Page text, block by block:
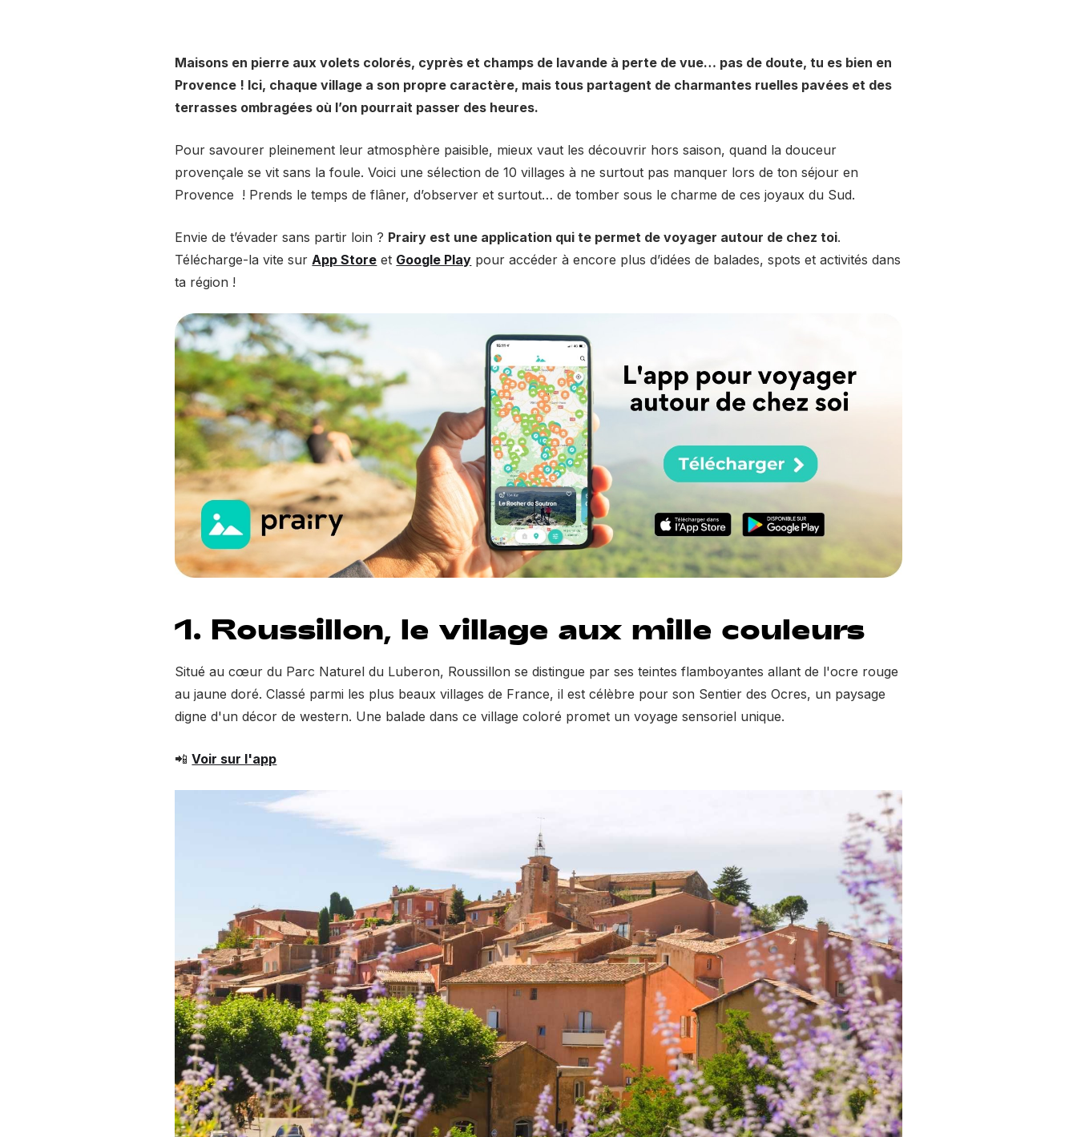
Maisons en pierre aux volets colorés, cyprès et champs de lavande à perte de vue… pas de doute, tu es bien en
Provence ! Ici, chaque village a son propre caractère, mais tous partagent de charmantes ruelles pavées et des
terrasses ombragées où l’on pourrait passer des heures.
Pour savourer pleinement leur atmosphère paisible, mieux vaut les découvrir hors saison, quand la douceur
provençale se vit sans la foule. Voici une sélection de 10 villages à ne surtout pas manquer lors de ton séjour en
Provence ! Prends le temps de flâner, d’observer et surtout… de tomber sous le charme de ces joyaux du Sud.
Envie de t’évader sans partir loin ? Prairy est une application qui te permet de voyager autour de chez toi.
Télécharge-la vite surApp Store et Google Play pour accéder à encore plus d’idées de balades, spots et activités dans
ta région !
1. Roussillon, le village aux mille couleurs
Situé au cœur du Parc Naturel du Luberon, Roussillon se distingue par ses teintes flamboyantes allant de l'ocre rouge
au jaune doré. Classé parmi les plus beaux villages de France, il est célèbre pour son Sentier des Ocres, un paysage
digne d'un décor de western. Une balade dans ce village coloré promet un voyage sensoriel unique.
📲Voir sur l'app